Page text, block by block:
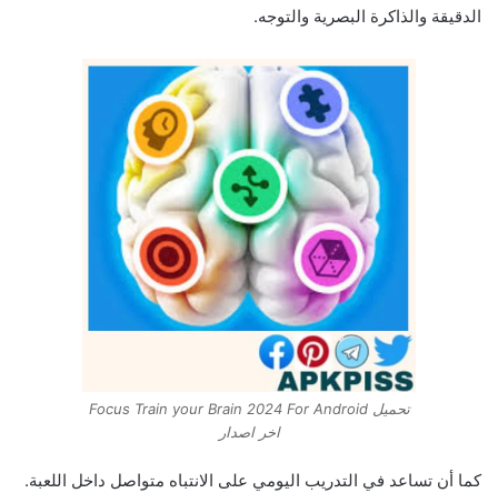
الدقيقة والذاكرة البصرية والتوجه.
تحميل Focus Train your Brain 2024 For Android
اخر اصدار
كما أن تساعد في التدريب اليومي على الانتباه متواصل داخل اللعبة.